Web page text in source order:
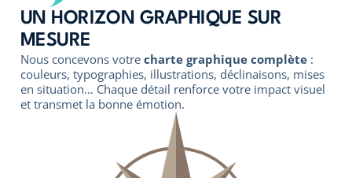
UN HORIZON GRAPHIQUE SUR
MESURE
Nous concevons votrecharte graphique complète:
couleurs, typographies, illustrations, déclinaisons, mises
en situation… Chaque détail renforce votre impact visuel
et transmet la bonne émotion.